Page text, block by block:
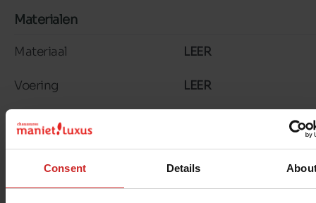
Consent Details
Materialen
Materiaal LEER
Voering LEER
Binnenzool
Zool GEGOMD
Kenmerken